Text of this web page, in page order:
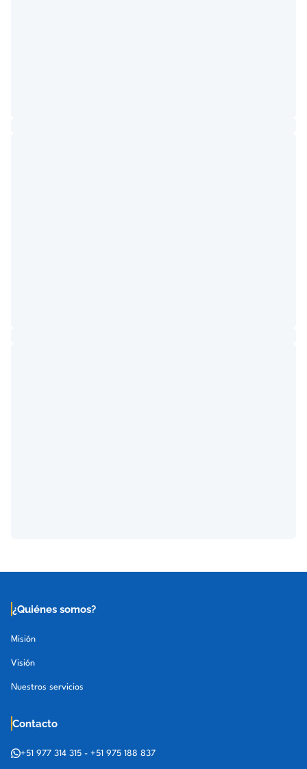
¿Quiénes somos?
Misión
Visión
Nuestros servicios
Contacto
+51 977 314 315 - +51 975 188 837